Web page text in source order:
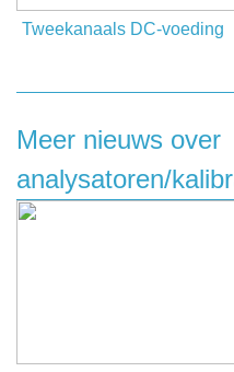
Tweekanaals DC-voeding
Meer nieuws over
analysatoren/